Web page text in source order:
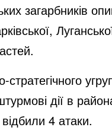
загарбників
стратегічного
дії в
4 атаки.